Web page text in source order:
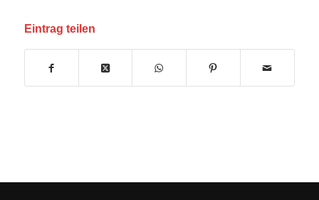
Eintrag teilen